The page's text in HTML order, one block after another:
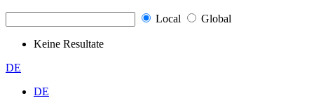
Local Global
Keine Resultate
DE
DE